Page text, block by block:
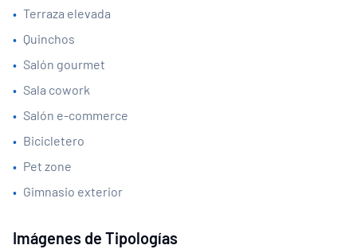
• Terraza elevada
• Quinchos
• Salón gourmet
• Sala cowork
• Salón e-commerce
• Bicicletero
• Pet zone
• Gimnasio exterior
Imágenes de Tipologías